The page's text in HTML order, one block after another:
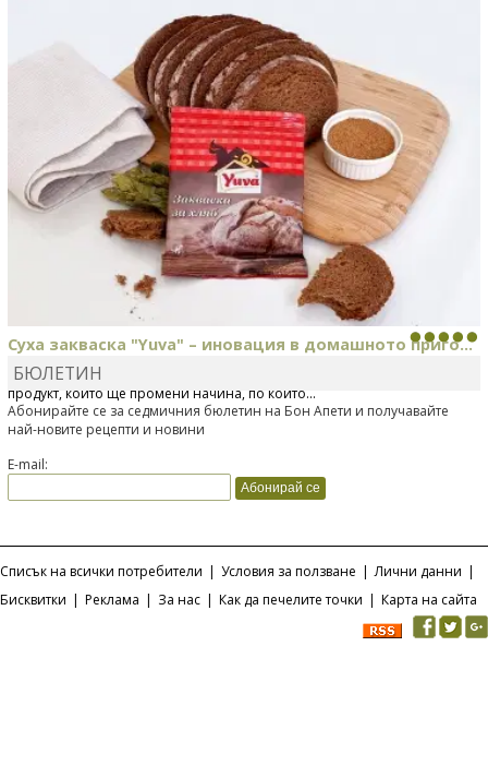
Суха закваска "Yuva" – иновация в домашното приго...
Отскоро Лесафр България стартира предлагането на изцяло нов
продукт, който ще промени начина, по който...
БЮЛЕТИН
Абонирайте се за седмичния бюлетин на Бон Апети и получавайте
най-новите рецепти и новини
E-mail:
Списък на всички потребители | Условия за ползване | Лични данни |
Бисквитки | Реклама | За нас | Как да печелите точки | Карта на сайта